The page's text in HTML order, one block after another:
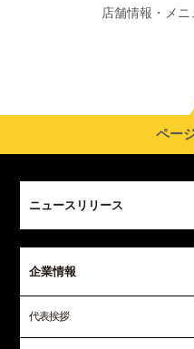
店舗情報・メ
ペー
ニュースリリース
企業情報
代表挨拶